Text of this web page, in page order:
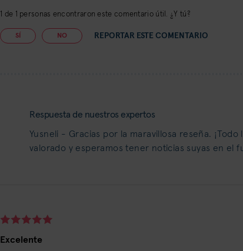
1 de 1 personas encontraron este comentario útil. ¿Y tú?
SÍ NO REPORTAR ESTE COMENTARIO
Respuesta de nuestros expertos
Yusneli - Gracias por la maravillosa reseña.
valorado y esperamos tener noticias suyas en el
Excelente